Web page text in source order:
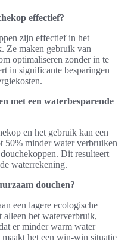
effectief?
zijn effectief in het
Ze maken gebruik van
optimaliseren zonder in te
in significante besparingen
met een waterbesparende
en het gebruik kan een
50% minder water verbruiken
Dit resulteert
waterrekening.
douchen?
een lagere ecologische
het waterverbruik,
er minder warm water
het een win-win situatie